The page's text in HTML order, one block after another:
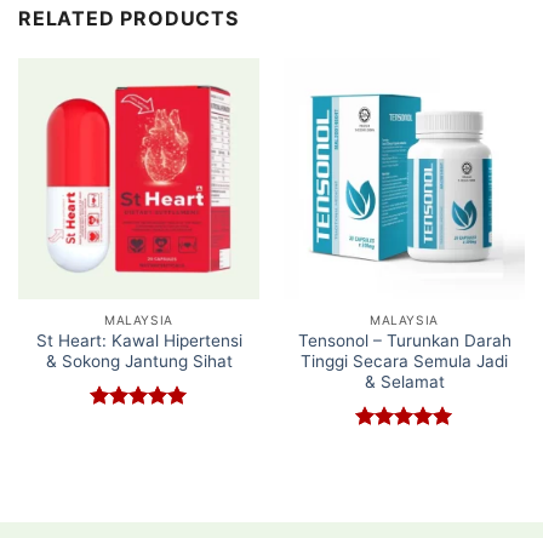
RELATED PRODUCTS
MALAYSIA
St Heart: Kawal Hipertensi
& Sokong Jantung Sihat
MALAYSIA
Tensonol – Turunkan Darah
Tinggi Secara Semula Jadi
& Selamat